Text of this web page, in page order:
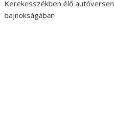
Kerekesszékben élő
bajnokságában